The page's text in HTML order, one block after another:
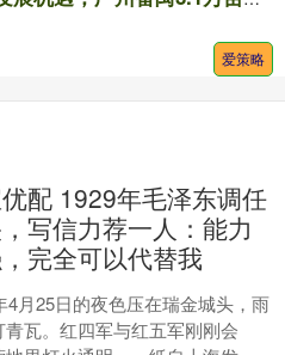
爱策略
配 1929年毛泽东调任
写信力荐一人：能力
完全可以代替我
4月25日的夜色压在瑞金城头，雨
青瓦。红四军与红五军刚刚会